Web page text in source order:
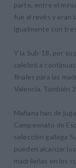
parte, entre el
fue al revés y eran
igualmente con
Y la Sub-18, por
celebró a
finales para las
Valencia. También
Mañana han de
Campeonato de
selección gallega
pueden alcanzar
madrileñas en los